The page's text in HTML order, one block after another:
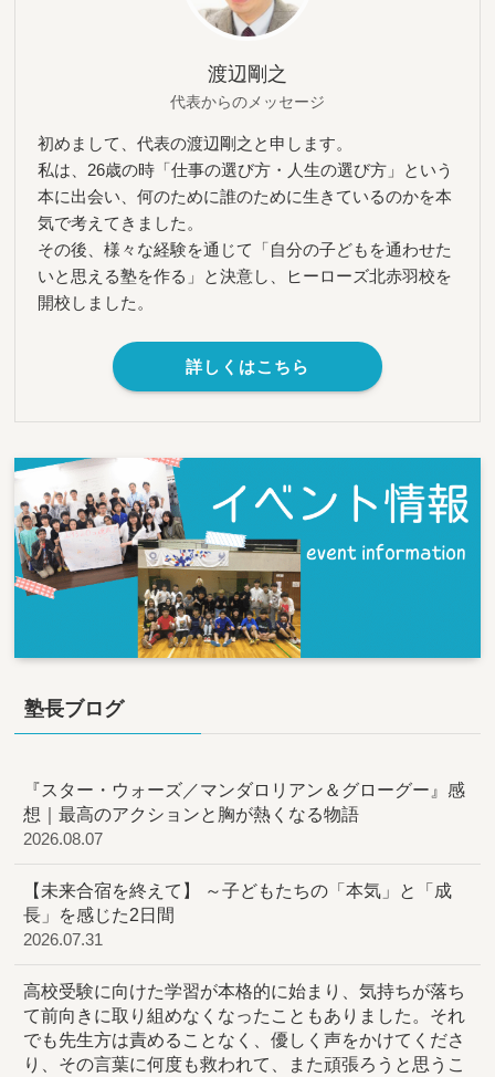
渡辺剛之
代表からのメッセージ
初めまして、代表の渡辺剛之と申します。
私は、26歳の時「仕事の選び方・人生の選び方」という
本に出会い、何のために誰のために生きているのかを本
気で考えてきました。
その後、様々な経験を通じて「自分の子どもを通わせた
いと思える塾を作る」と決意し、ヒーローズ北赤羽校を
開校しました。
詳しくはこちら
塾長ブログ
『スター・ウォーズ／マンダロリアン＆グローグー』感
想｜最高のアクションと胸が熱くなる物語
2026.08.07
【未来合宿を終えて】 ～子どもたちの「本気」と「成
長」を感じた2日間
2026.07.31
高校受験に向けた学習が本格的に始まり、気持ちが落ち
て前向きに取り組めなくなったこともありました。それ
でも先生方は責めることなく、優しく声をかけてくださ
り、その言葉に何度も救われて、また頑張ろうと思うこ